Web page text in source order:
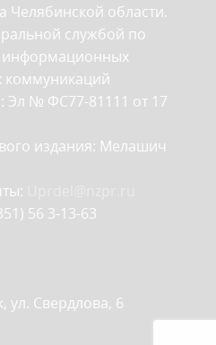
Челябинской области.
службой по
информационных
коммуникаций
Эл № ФС77-81111 от 17
издания: Мелашич
56 3-13-63
ул. Свердлова, 6